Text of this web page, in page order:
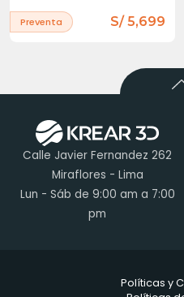
Preventa S/ 5,699
Calle Javier Fernandez 262
Miraflores - Lima
Lun - Sáb de 9:00 am a 7:00
pm
Políticas y